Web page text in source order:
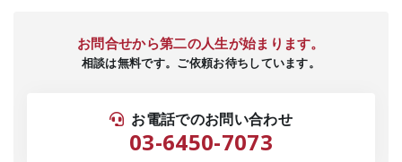
お問合せから第二の人生が始まります。
相談は無料です。ご依頼お待ちしています。
お電話でのお問い合わせ
03-6450-7073